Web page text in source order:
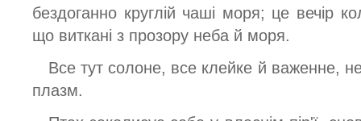
бездоганно круглій чаші моря; це вечір
що виткані з прозору неба й моря.
Все тут солоне, все клейке й важенне,
плазм.